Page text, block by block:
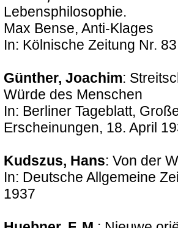
Lebensphilosophie.
Max Bense, Anti-Klages
In: Kölnische Zeitung Nr.
Günther, Joachim:
Würde des Menschen
In: Berliner Tageblatt,
Erscheinungen, 18. April
Kudszus, Hans: Von der
In: Deutsche Allgemeine
1937